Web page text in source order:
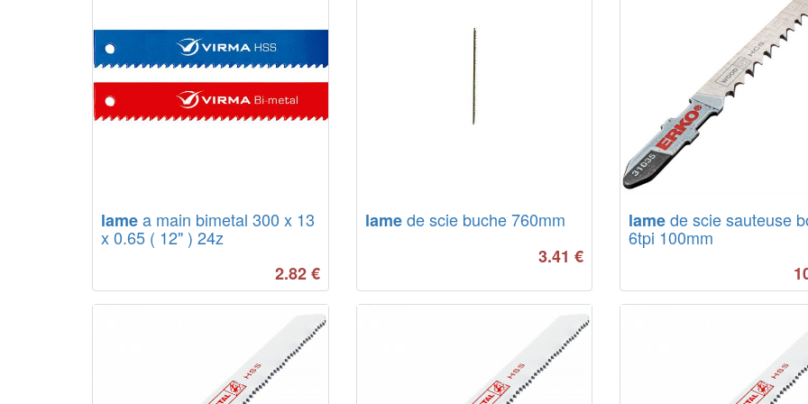
lamea main bimetal 300 x 13
x 0.65 ( 12" ) 24z
2.82 €
lamede scie buche 760mm
3.41 €
lamede scie sauteuse
6tpi 100mm